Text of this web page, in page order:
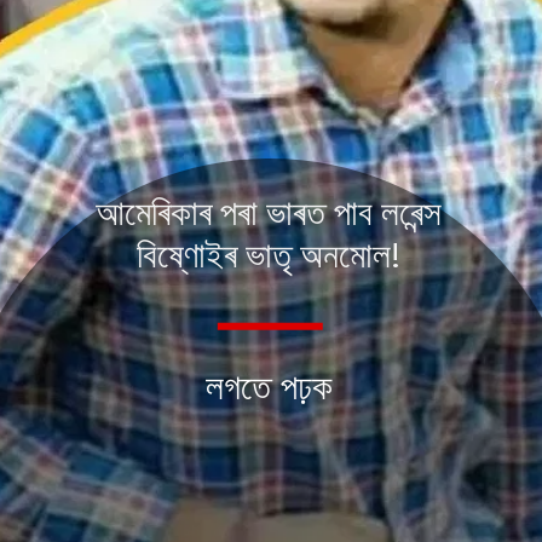
লগতে পঢ়ক
আমেৰিকাৰ পৰা ভাৰত পাব লৰেন্স
বিষ্ণোইৰ ভাতৃ অনমোল!